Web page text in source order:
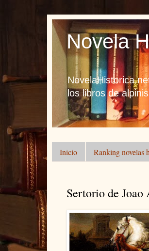
Novela
los libros de
Inicio Ranking novelas
Sertorio de Joao